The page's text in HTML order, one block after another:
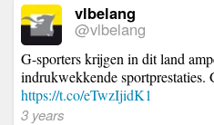
vlbelang
@vlbelang
G-sporters krijgen in dit land
indrukwekkende
https://t.co/eTwzIjidK1
3 years